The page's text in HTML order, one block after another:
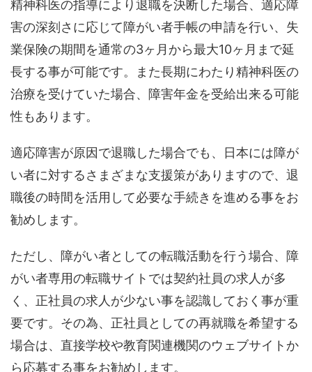
精神科医の指導により退職を決断した場合、適応障
害の深刻さに応じて障がい者手帳の申請を行い、失
業保険の期間を通常の3ヶ月から最大10ヶ月まで延
長する事が可能です。また長期にわたり精神科医の
治療を受けていた場合、障害年金を受給出来る可能
性もあります。
適応障害が原因で退職した場合でも、日本には障が
い者に対するさまざまな支援策がありますので、退
職後の時間を活用して必要な手続きを進める事をお
勧めします。
ただし、障がい者としての転職活動を行う場合、障
がい者専用の転職サイトでは契約社員の求人が多
く、正社員の求人が少ない事を認識しておく事が重
要です。その為、正社員としての再就職を希望する
場合は、直接学校や教育関連機関のウェブサイトか
ら応募する事をお勧めします。